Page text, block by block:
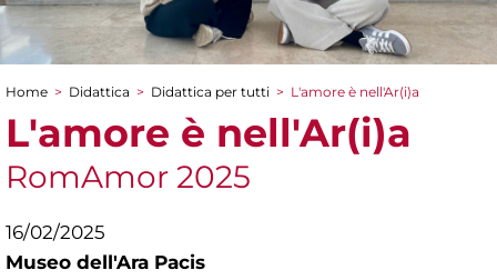
Tu sei qui
Home > Didattica > Didattica per tutti > L'amore è nell'Ar(i)a
L'amore è nell'Ar(i)a
RomAmor 2025
16/02/2025
Museo dell'Ara Pacis